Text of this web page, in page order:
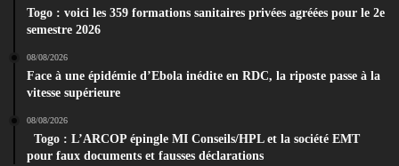
Togo : voici les 359 formations sanitaires privées agréées pour le 2e
semestre 2026
08/08/2026
Face à une épidémie d’Ebola inédite en RDC, la riposte passe à la
vitesse supérieure
08/08/2026
Togo : L’ARCOP épingle MI Conseils/HPL et la société EMT
pour faux documents et fausses déclarations